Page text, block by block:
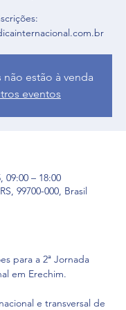
não estão à venda
eventos
09:00 – 18:00
99700-000, Brasil
para a 2ª Jornada
em Erechim.
e transversal de